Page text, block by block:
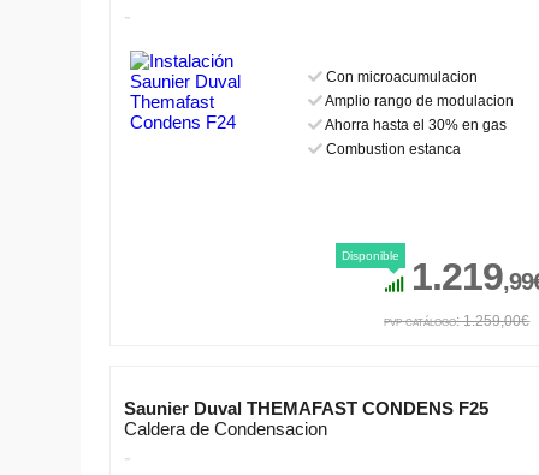
-
Con microacumulacion
Amplio rango de modulacion
Ahorra hasta el 30% en gas
Combustion estanca
Disponible 1.219
pvp catálogo: 1.259,00€
Saunier Duval THEMAFAST CONDENS F25
Caldera de Condensacion
-